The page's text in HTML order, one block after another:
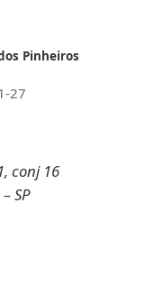
Pinheiros
27
conj 16
SP